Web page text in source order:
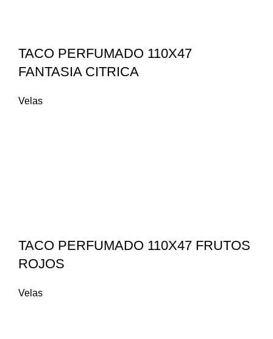
TACO PERFUMADO 110X47
FANTASIA CITRICA
Velas
TACO PERFUMADO 110X47 FRUTOS
ROJOS
Velas